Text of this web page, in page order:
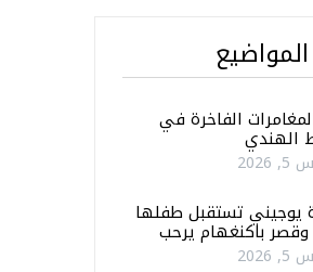
الفاخرة في
الهندي
يوجيني تستقبل طفلها
وقصر باكنغهام يرحب